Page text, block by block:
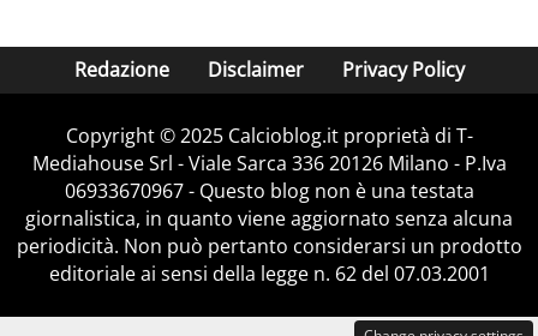
Redazione Disclaimer Privacy Policy
Copyright © 2025 Calcioblog.it proprietà di T-
Mediahouse Srl - Viale Sarca 336 20126 Milano - P.Iva
06933670967 - Questo blog non è una testata
giornalistica, in quanto viene aggiornato senza alcuna
periodicità. Non può pertanto considerarsi un prodotto
editoriale ai sensi della legge n. 62 del 07.03.2001